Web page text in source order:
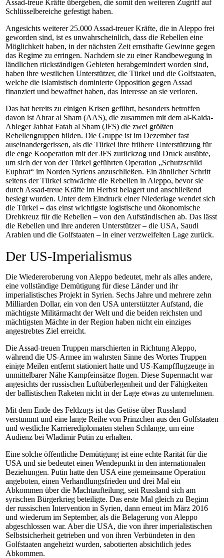
Assad-treue Kräfte übergeben, die somit den weiteren Zugriff auf
Schlüsselbereiche gefestigt haben.
Angesichts weiterer 25.000 Assad-treuer Kräfte, die in Aleppo frei
geworden sind, ist es unwahrscheinlich, dass die Rebellen eine
Möglichkeit haben, in der nächsten Zeit ernsthafte Gewinne gegen
das Regime zu erringen. Nachdem sie zu einer Randbewegung in
ländlichen rückständigen Gebieten herabgemindert worden sind,
haben ihre westlichen Unterstützer, die Türkei und die Golfstaaten,
welche die islamistisch dominierte Opposition gegen Assad
finanziert und bewaffnet haben, das Interesse an sie verloren.
Das hat bereits zu einigen Krisen geführt, besonders betroffen
davon ist Ahrar al Sham (AAS), die zusammen mit dem al-Kaida-
Ableger Jabhat Fatah al Sham (JFS) die zwei größten
Rebellengruppen bilden. Die Gruppe ist im Dezember fast
auseinandergerissen, als die Türkei ihre frühere Unterstützung für
die enge Kooperation mit der JFS zurückzog und Druck ausübte,
um sich der von der Türkei geführten Operation „Schutzschild
Euphrat“ im Norden Syriens anzuschließen. Ein ähnlicher Schritt
seitens der Türkei schwächte die Rebellen in Aleppo, bevor sie
durch Assad-treue Kräfte im Herbst belagert und anschließend
besiegt wurden. Unter dem Eindruck einer Niederlage wendet sich
die Türkei – das einst wichtigste logistische und ökonomische
Drehkreuz für die Rebellen – von den Aufständischen ab. Das lässt
die Rebellen und ihre anderen Unterstützer – die USA, Saudi
Arabien und die Golfstaaten – in einer verzweifelten Lage zurück.
Der US-Imperialismus
Die Wiedereroberung von Aleppo bedeutet, mehr als alles andere,
eine vollständige Demütigung für diese Länder und ihr
imperialistisches Projekt in Syrien. Sechs Jahre und mehrere zehn
Milliarden Dollar, ein von den USA unterstützter Aufstand, die
mächtigste Militärmacht der Welt und die beiden reichsten und
mächtigsten Mächte in der Region haben nicht ein einziges
angestrebtes Ziel erreicht.
Die Assad-treuen Truppen marschierten in Richtung Aleppo,
während die US-Armee im wahrsten Sinne des Wortes Truppen
einige Meilen entfernt stationiert hatte und US-Kampfflugzeuge in
unmittelbarer Nähe Kampfeinsätze flogen. Diese Supermacht war
angesichts der russischen Luftüberlegenheit und der Fähigkeiten
der ballistischen Raketen nicht in der Lage etwas zu unternehmen.
Mit dem Ende des Feldzugs ist das Getöse über Russland
verstummt und eine lange Reihe von Prinzchen aus den Golfstaaten
und westliche Karrierediplomaten stehen Schlange, um eine
Audienz bei Wladimir Putin zu erhalten.
Eine solche öffentliche Demütigung ist eine echte Rarität für die
USA und sie bedeutet einen Wendepunkt in den internationalen
Beziehungen. Putin hatte den USA eine gemeinsame Operation
angeboten, einen Verhandlungsfrieden und drei Mal ein
Abkommen über die Machtaufteilung, seit Russland sich am
syrischen Bürgerkrieg beteiligte. Das erste Mal gleich zu Beginn
der russischen Intervention in Syrien, dann erneut im März 2016
und wiederum im September, als die Belagerung von Aleppo
abgeschlossen war. Aber die USA, die von ihrer imperialistischen
Selbstsicherheit getrieben und von ihren Verbündeten in den
Golfstaaten angeheizt wurden, sabotierten absichtlich jedes
Abkommen.